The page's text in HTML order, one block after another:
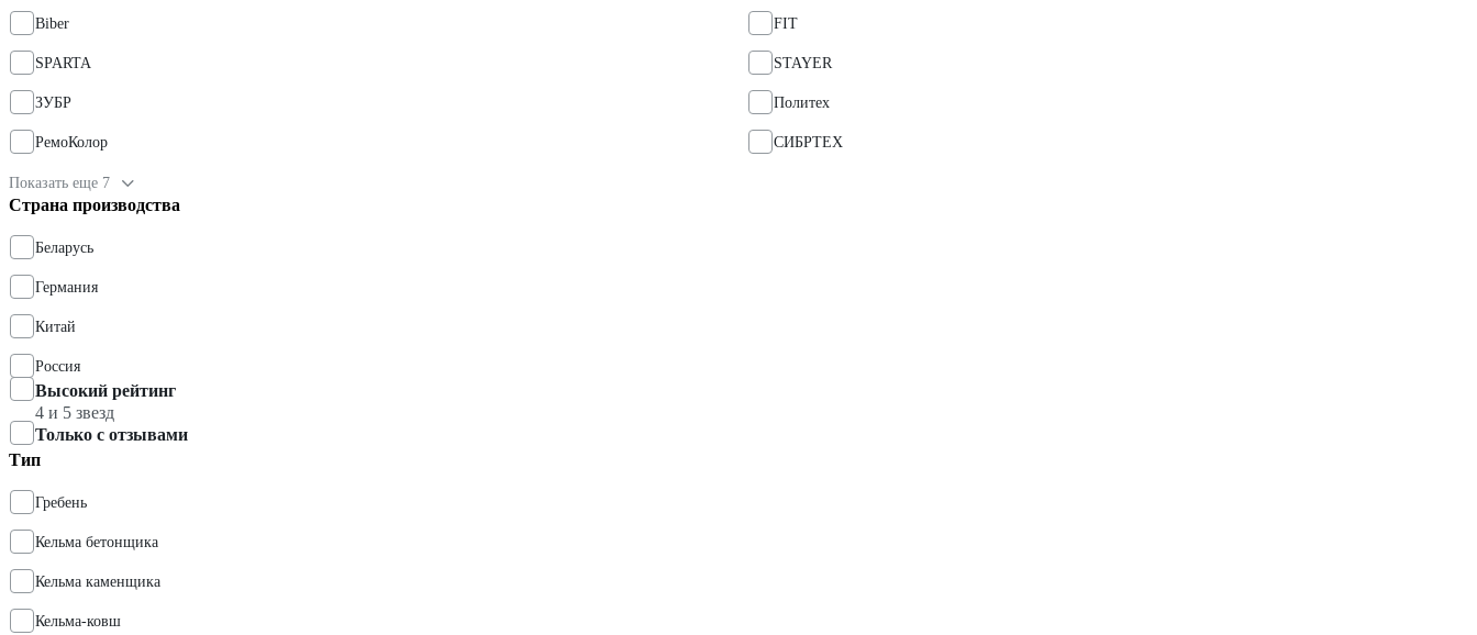
Biber FIT
SPARTA STAYER
ЗУБР Политех
РемоКолор СИБРТЕХ
Показать еще 7
Страна производства
Беларусь
Германия
Китай
Россия
Высокий рейтинг
4 и 5 звезд
Только с отзывами
Тип
Гребень
Кельма бетонщика
Кельма каменщика
Кельма-ковш